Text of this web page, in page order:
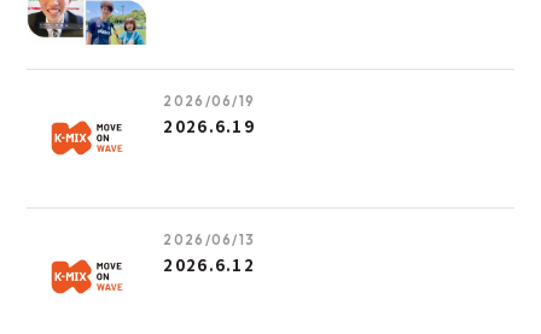
2026/06/19
2026.6.19
2026/06/13
2026.6.12